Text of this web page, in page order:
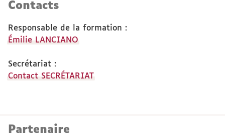
Contacts
Responsable de la formation :
Émilie LANCIANO
Secrétariat :
Contact SECRÉTARIAT
Partenaire